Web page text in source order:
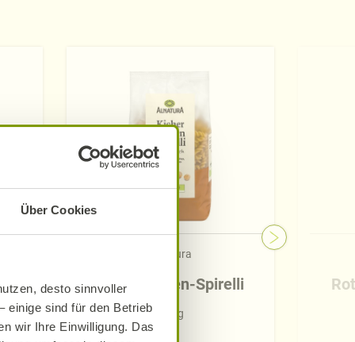
Über Cookies
desto sinnvoller
einige sind für den Betrieb
wir Ihre Einwilligung. Das
Alnatura
Kichererbsen-Spirelli
250 g